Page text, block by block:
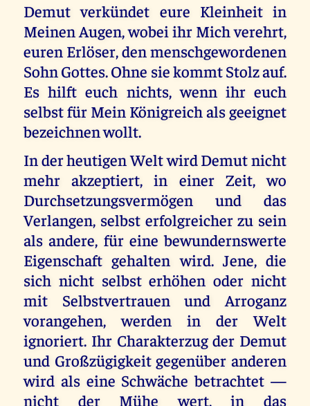
Demut verkündet eure Kleinheit in
Meinen Augen, wobei ihr Mich verehrt,
euren Erlöser, den menschgewordenen
Sohn Gottes. Ohne sie kommt Stolz auf.
Es hilft euch nichts, wenn ihr euch
selbst für Mein Königreich als geeignet
bezeichnen wollt.
In der heutigen Welt wird Demut nicht
mehr akzeptiert, in einer Zeit, wo
Durchsetzungsvermögen und das
Verlangen, selbst erfolgreicher zu sein
als andere, für eine bewundernswerte
Eigenschaft gehalten wird. Jene, die
sich nicht selbst erhöhen oder nicht
mit Selbstvertrauen und Arroganz
vorangehen, werden in der Welt
ignoriert. Ihr Charakterzug der Demut
und Großzügigkeit gegenüber anderen
wird als eine Schwäche betrachtet —
nicht der Mühe wert, in das